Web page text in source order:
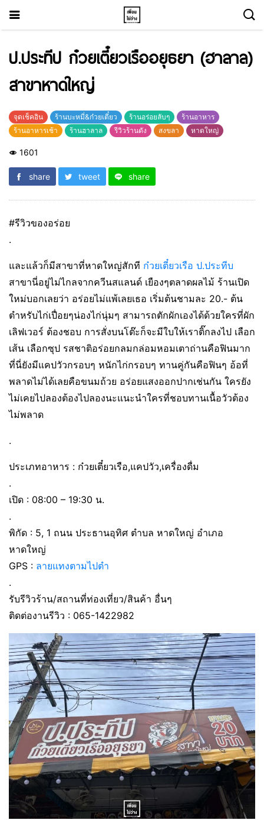
ป.ประทีป ก๋วยเตี๋ยวเรืออยุธยา (ฮาลาล)
สาขาหาดใหญ่
จุดเช็คอิน ร้านบะหมี่&ก๋วยเตี๋ยว ร้านอร่อยลับๆ
ร้านอาหาร
ร้านอาหารเช้า
ร้านฮาลาล รีวิวร้านดัง สงขลา หาดใหญ่
1601
share tweet share
#รีวิวของอร่อย
.
และแล้วก็มีสาขาที่หาดใหญ่สักที ก๋วยเตี๋ยวเรือ ป.ประทีบ
สาขานี่อยู่ไม่ไกลจากควีนสแลนด์ เยืองๆตลาดผลไม้ ร้านเปิด
ใหม่บอกเลยว่า อร่อยไม่แพ้เลยเธอ เริ่มต้นชามละ 20.- ต้น
ตำหรับไก่เปื่อยๆน่องไก่นุ่มๆ สามารถตักผักเองได้ด้วยใครที่ผัก
เลิฟเวอร์ ต้องชอบ การสั่งบนโต๊ะก็จะมีใบให้เราติ๊กลงไป เลือก
เส้น เลือกซุป รสชาติอร่อยกลมกล่อมหอมเตาถ่านคือฟินมาก
ที่นี่ยังมีแคปวัวกรอบๆ หนักไก่กรอบๆ ทานคู่กันคือฟินๆ อ้อที่
พลาดไม่ได้เลยคือขนมถ้วย อร่อยแสงออกปากเช่นกัน ใครยัง
ไม่เคยไปลองต้องไปลองนะแนะนำใครที่ชอบทานเนื้อวัวต้อง
ไม่พลาด
.
ประเภทอาหาร : ก๋วยเตี๋ยวเรือ,แคปวัว,เครื่องดื่ม
.
เปิด : 08:00 – 19:30 น.
.
พิกัด : 5, 1 ถนน ประธานอุทิศ ตำบล หาดใหญ่ อำเภอ
หาดใหญ่
GPS : ลายแทงตามไปตำ
.
รับรีวิวร้าน/สถานที่ท่องเที่ยว/สินค้า อื่นๆ
ติดต่องานรีวิว : 065-1422982